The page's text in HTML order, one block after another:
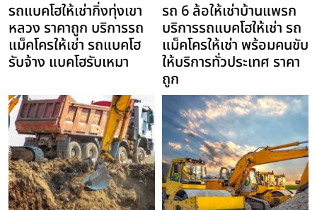
รถแบคโฮให้เช่ากิ่งทุ่งเขา
หลวง ราคาถูก บริการรถ
แม็คโครให้เช่า รถแบคโฮ
รับจ้าง แบคโฮรับเหมา
รถ 6 ล้อให้เช่าบ้านแพรก
บริการรถแบคโฮให้เช่า รถ
แม็คโครให้เช่า พร้อมคนขับ
ให้บริการทั่วประเทศ ราคา
ถูก